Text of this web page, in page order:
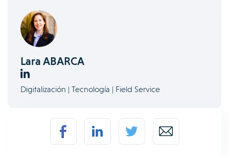
Lara ABARCA
Digitalización | Tecnología | Field Service